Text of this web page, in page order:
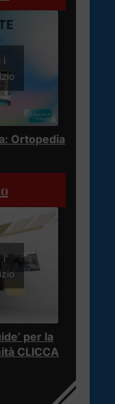
i
Ortopedia
i
per la
CLICCA